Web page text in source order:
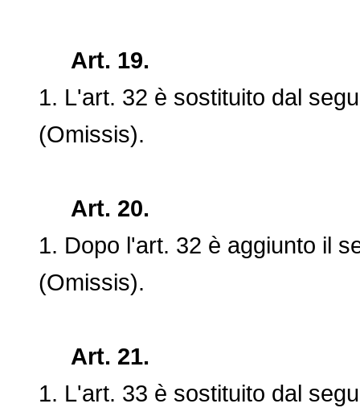
Art. 19.
1. L'art. 32 è sostituito dal
(Omissis).
Art. 20.
1. Dopo l'art. 32 è aggiunto il
(Omissis).
Art. 21.
1. L'art. 33 è sostituito dal